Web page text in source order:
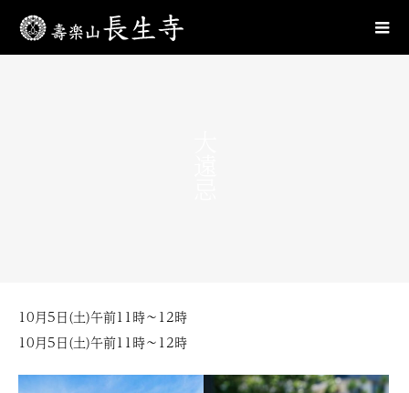
10月5日(土)午前11時〜12時
10月5日(土)午前11時〜12時